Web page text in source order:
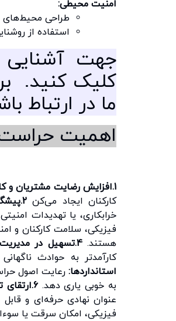
امنیت محیطی:
طراحی محیط‌های
استفاده از
جهت آشنایی
کلیک کنید.
ما در ارتباط باشید.
اهمیت
1.افزایش رضایت مشتریان و کارکنان:
کارکنان ایجاد می‌کن2.پیشگیری از جرایم و تهدیدات:
خرابکاری، یا تهدیدات
فیزیکی، سلامت کارکنان و
هستند.4.تسهیل در مدیریت بحران:
کارآمدتر به حوادث
استانداردها: رعایت اصول
به خوبی یاری دهد.6.ارتقای تصویر برند و اعتماد عمومی:
عنوان نهادی حرفه‌ای و
فیزیکی، امکان سرقت یا